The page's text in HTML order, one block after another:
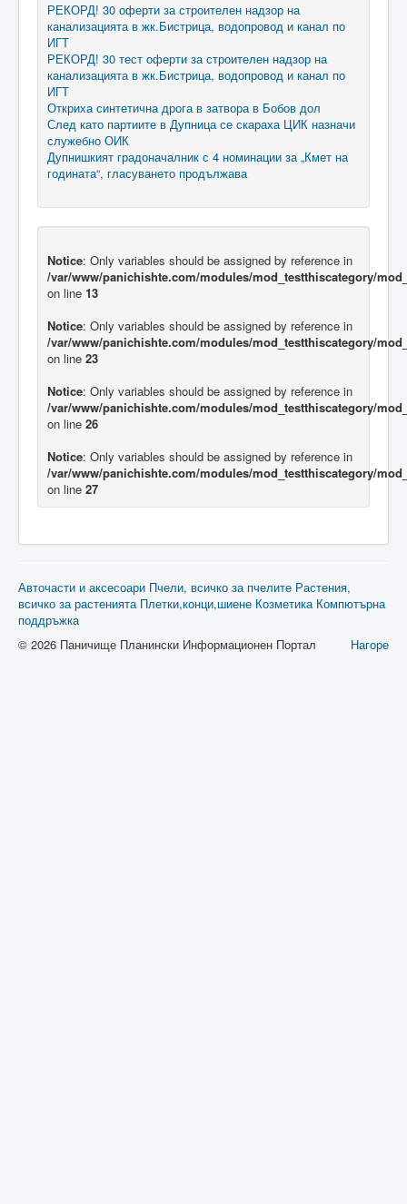
РЕКОРД! 30 оферти за строителен надзор на
канализацията в жк.Бистрица, водопровод и канал по
ИГТ
РЕКОРД! 30 тест оферти за строителен надзор на
канализацията в жк.Бистрица, водопровод и канал по
ИГТ
Откриха синтетична дрога в затвора в Бобов дол
След като партиите в Дупница се скараха ЦИК назначи
служебно ОИК
Дупнишкият градоначалник с 4 номинации за „Кмет на
годината“, гласуването продължава
Notice: Only variables should be assigned by reference in
/var/www/panichishte.com/modules/mod_testthiscategory/
on line 13
Notice: Only variables should be assigned by reference in
/var/www/panichishte.com/modules/mod_testthiscategory/
on line 23
Notice: Only variables should be assigned by reference in
/var/www/panichishte.com/modules/mod_testthiscategory/
on line 26
Notice: Only variables should be assigned by reference in
/var/www/panichishte.com/modules/mod_testthiscategory/
on line 27
Авточасти и аксесоари Пчели, всичко за пчелите Растения,
всичко за растенията Плетки,конци,шиене Козметика Компютърна
поддръжка
Нагоре
© 2026 Паничище Планински Информационен Портал